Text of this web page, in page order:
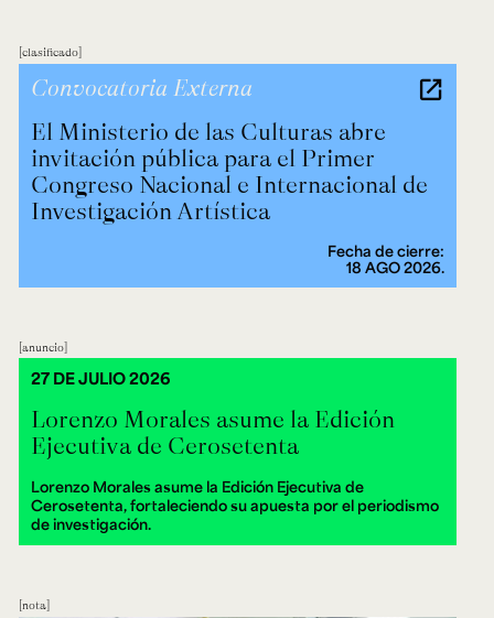
clasificado
El Ministerio de las Culturas abre
invitación pública para el Primer
Congreso Nacional e Internacional de
Investigación Artística
Convocatoria Externa
Fecha de cierre:
18 AGO 2026.
anuncio
Lorenzo Morales asume la Edición
Ejecutiva de Cerosetenta
Lorenzo Morales asume la Edición Ejecutiva de
Cerosetenta, fortaleciendo su apuesta por el periodismo
de investigación.
27 DE JULIO 2026
nota